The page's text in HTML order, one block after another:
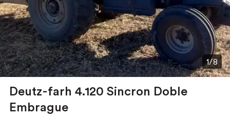
1/8
Deutz-farh 4.120 Sincron Doble
Embrague